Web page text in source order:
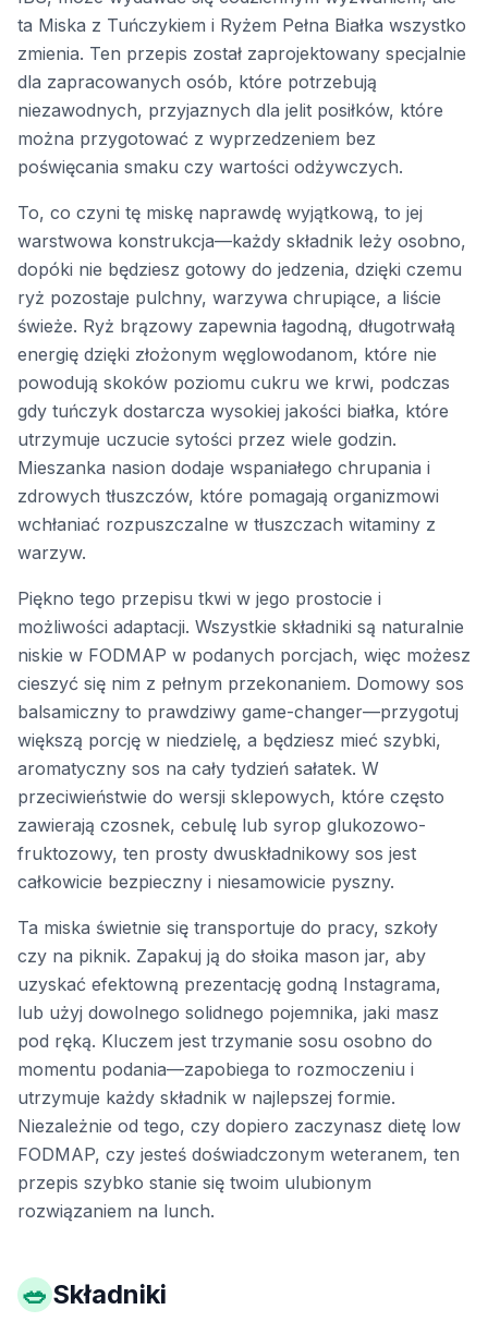
ta Miska z Tuńczykiem i Ryżem Pełna Białka wszystko
zmienia. Ten przepis został zaprojektowany specjalnie
dla zapracowanych osób, które potrzebują
niezawodnych, przyjaznych dla jelit posiłków, które
można przygotować z wyprzedzeniem bez
poświęcania smaku czy wartości odżywczych.
To, co czyni tę miskę naprawdę wyjątkową, to jej
warstwowa konstrukcja—każdy składnik leży osobno,
dopóki nie będziesz gotowy do jedzenia, dzięki czemu
ryż pozostaje pulchny, warzywa chrupiące, a liście
świeże. Ryż brązowy zapewnia łagodną, długotrwałą
energię dzięki złożonym węglowodanom, które nie
powodują skoków poziomu cukru we krwi, podczas
gdy tuńczyk dostarcza wysokiej jakości białka, które
utrzymuje uczucie sytości przez wiele godzin.
Mieszanka nasion dodaje wspaniałego chrupania i
zdrowych tłuszczów, które pomagają organizmowi
wchłaniać rozpuszczalne w tłuszczach witaminy z
warzyw.
Piękno tego przepisu tkwi w jego prostocie i
możliwości adaptacji. Wszystkie składniki są naturalnie
niskie w FODMAP w podanych porcjach, więc możesz
cieszyć się nim z pełnym przekonaniem. Domowy sos
balsamiczny to prawdziwy game-changer—przygotuj
większą porcję w niedzielę, a będziesz mieć szybki,
aromatyczny sos na cały tydzień sałatek. W
przeciwieństwie do wersji sklepowych, które często
zawierają czosnek, cebulę lub syrop glukozowo-
fruktozowy, ten prosty dwuskładnikowy sos jest
całkowicie bezpieczny i niesamowicie pyszny.
Ta miska świetnie się transportuje do pracy, szkoły
czy na piknik. Zapakuj ją do słoika mason jar, aby
uzyskać efektowną prezentację godną Instagrama,
lub użyj dowolnego solidnego pojemnika, jaki masz
pod ręką. Kluczem jest trzymanie sosu osobno do
momentu podania—zapobiega to rozmoczeniu i
utrzymuje każdy składnik w najlepszej formie.
Niezależnie od tego, czy dopiero zaczynasz dietę low
FODMAP, czy jesteś doświadczonym weteranem, ten
przepis szybko stanie się twoim ulubionym
rozwiązaniem na lunch.
🥗 Składniki